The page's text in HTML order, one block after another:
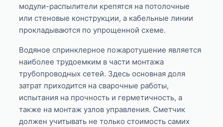
модули-распылители крепятся на потолочные
или стеновые конструкции, а кабельные линии
прокладываются по упрощенной схеме.
Водяное спринклерное пожаротушение является
наиболее трудоемким в части монтажа
трубопроводных сетей. Здесь основная доля
затрат приходится на сварочные работы,
испытания на прочность и герметичность, а
также на монтаж узлов управления. Сметчик
должен учитывать не только стоимость самих